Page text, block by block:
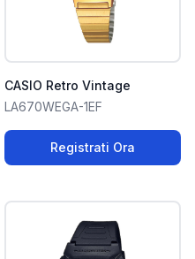
CASIO Retro Vintage
LA670WEGA-1EF
Registrati Ora